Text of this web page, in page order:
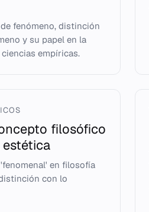
fenómeno, distinción
y su papel en la
empíricas.
filosófico
en filosofía
con lo